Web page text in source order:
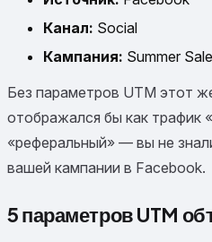
Канал: Social
Кампания: Summer Sale
Без параметров UTM этот
отображался бы как трафик
«реферальный» — вы не
вашей кампании в Facebook.
5 параметров UTM